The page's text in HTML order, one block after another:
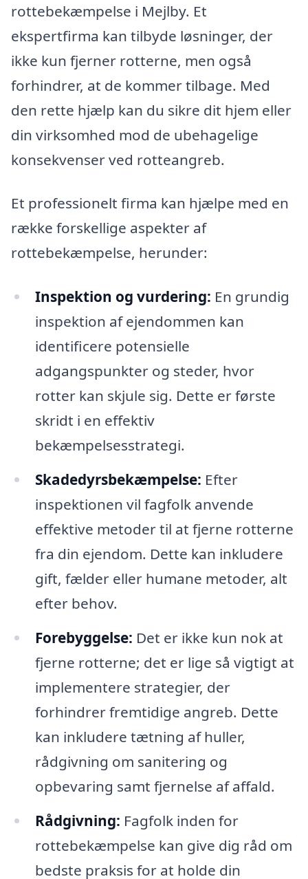
rottebekæmpelse i Mejlby. Et
ekspertfirma kan tilbyde løsninger, der
ikke kun fjerner rotterne, men også
forhindrer, at de kommer tilbage. Med
den rette hjælp kan du sikre dit hjem eller
din virksomhed mod de ubehagelige
konsekvenser ved rotteangreb.
Et professionelt firma kan hjælpe med en
række forskellige aspekter af
rottebekæmpelse, herunder:
Inspektion og vurdering: En grundig
inspektion af ejendommen kan
identificere potensielle
adgangspunkter og steder, hvor
rotter kan skjule sig. Dette er første
skridt i en effektiv
bekæmpelsesstrategi.
Skadedyrsbekæmpelse: Efter
inspektionen vil fagfolk anvende
effektive metoder til at fjerne rotterne
fra din ejendom. Dette kan inkludere
gift, fælder eller humane metoder, alt
efter behov.
Forebyggelse: Det er ikke kun nok at
fjerne rotterne; det er lige så vigtigt at
implementere strategier, der
forhindrer fremtidige angreb. Dette
kan inkludere tætning af huller,
rådgivning om sanitering og
opbevaring samt fjernelse af affald.
Rådgivning: Fagfolk inden for
rottebekæmpelse kan give dig råd om
bedste praksis for at holde din